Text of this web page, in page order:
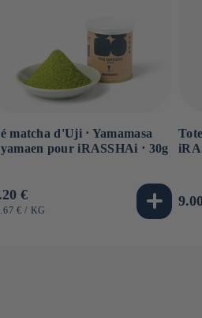
matcha d'Uji ⋅ Yamamasa
pour iRASSHAi ⋅ 30g
€
€ / PAR
KG